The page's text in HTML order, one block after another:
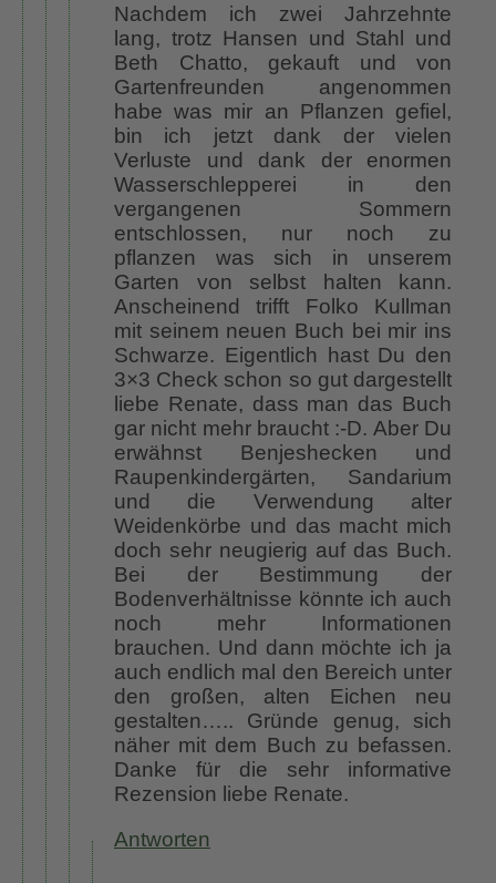
Nachdem ich zwei Jahrzehnte
lang, trotz Hansen und Stahl und
Beth Chatto, gekauft und von
Gartenfreunden angenommen
habe was mir an Pflanzen gefiel,
bin ich jetzt dank der vielen
Verluste und dank der enormen
Wasserschlepperei in den
vergangenen Sommern
entschlossen, nur noch zu
pflanzen was sich in unserem
Garten von selbst halten kann.
Anscheinend trifft Folko Kullman
mit seinem neuen Buch bei mir ins
Schwarze. Eigentlich hast Du den
3×3 Check schon so gut dargestellt
liebe Renate, dass man das Buch
gar nicht mehr braucht :-D. Aber Du
erwähnst Benjeshecken und
Raupenkindergärten, Sandarium
und die Verwendung alter
Weidenkörbe und das macht mich
doch sehr neugierig auf das Buch.
Bei der Bestimmung der
Bodenverhältnisse könnte ich auch
noch mehr Informationen
brauchen. Und dann möchte ich ja
auch endlich mal den Bereich unter
den großen, alten Eichen neu
gestalten….. Gründe genug, sich
näher mit dem Buch zu befassen.
Danke für die sehr informative
Rezension liebe Renate.
Antworten